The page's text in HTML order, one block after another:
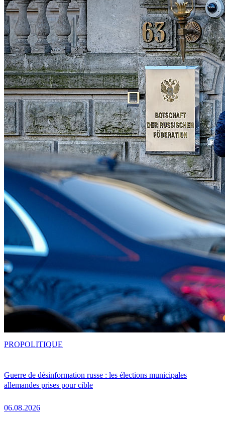
Guerre de désinformation russe : les élections municipales
allemandes prises pour cible
06.08.2026
PROPOLITIQUE